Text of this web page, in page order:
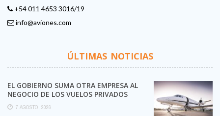
+54 011 4653 3016/19
info@aviones.com
ÚLTIMAS NOTICIAS
EL GOBIERNO SUMA OTRA EMPRESA AL
NEGOCIO DE LOS VUELOS PRIVADOS
7 AGOSTO, 2026